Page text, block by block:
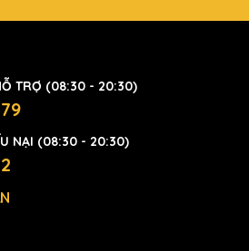
TRỢ (08:30 - 20:30)
NẠI (08:30 - 20:30)